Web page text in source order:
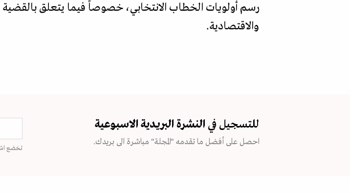
رسم أولويات الخطاب الانتخابي، خصوصاً فيما يتعلق بالقضية
والاقتصادية.
للتسجيل في النشرة البريدية الاسبوعية
احصل على أفضل ما تقدمه "المجلة" مباشرة الى بريدك.
تخضع